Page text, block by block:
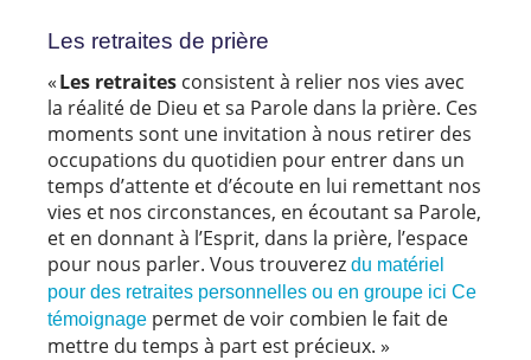
Les retraites de prière
«Les retraites consistent à relier nos vies avec
la réalité de Dieu et sa Parole dans la prière. Ces
moments sont une invitation à nous retirer des
occupations du quotidien pour entrer dans un
temps d’attente et d’écoute en lui remettant nos
vies et nos circonstances, en écoutant sa Parole,
et en donnant à l’Esprit, dans la prière, l’espace
pour nous parler. Vous trouverez du matériel
pour des retraites personnelles ou en groupe ici Ce
témoignage permet de voir combien le fait de
mettre du temps à part est précieux. »